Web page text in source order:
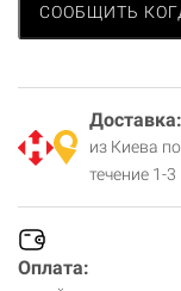
СООБЩИТЬ
Доставка:
из Киева
течение 1-3
Оплата: